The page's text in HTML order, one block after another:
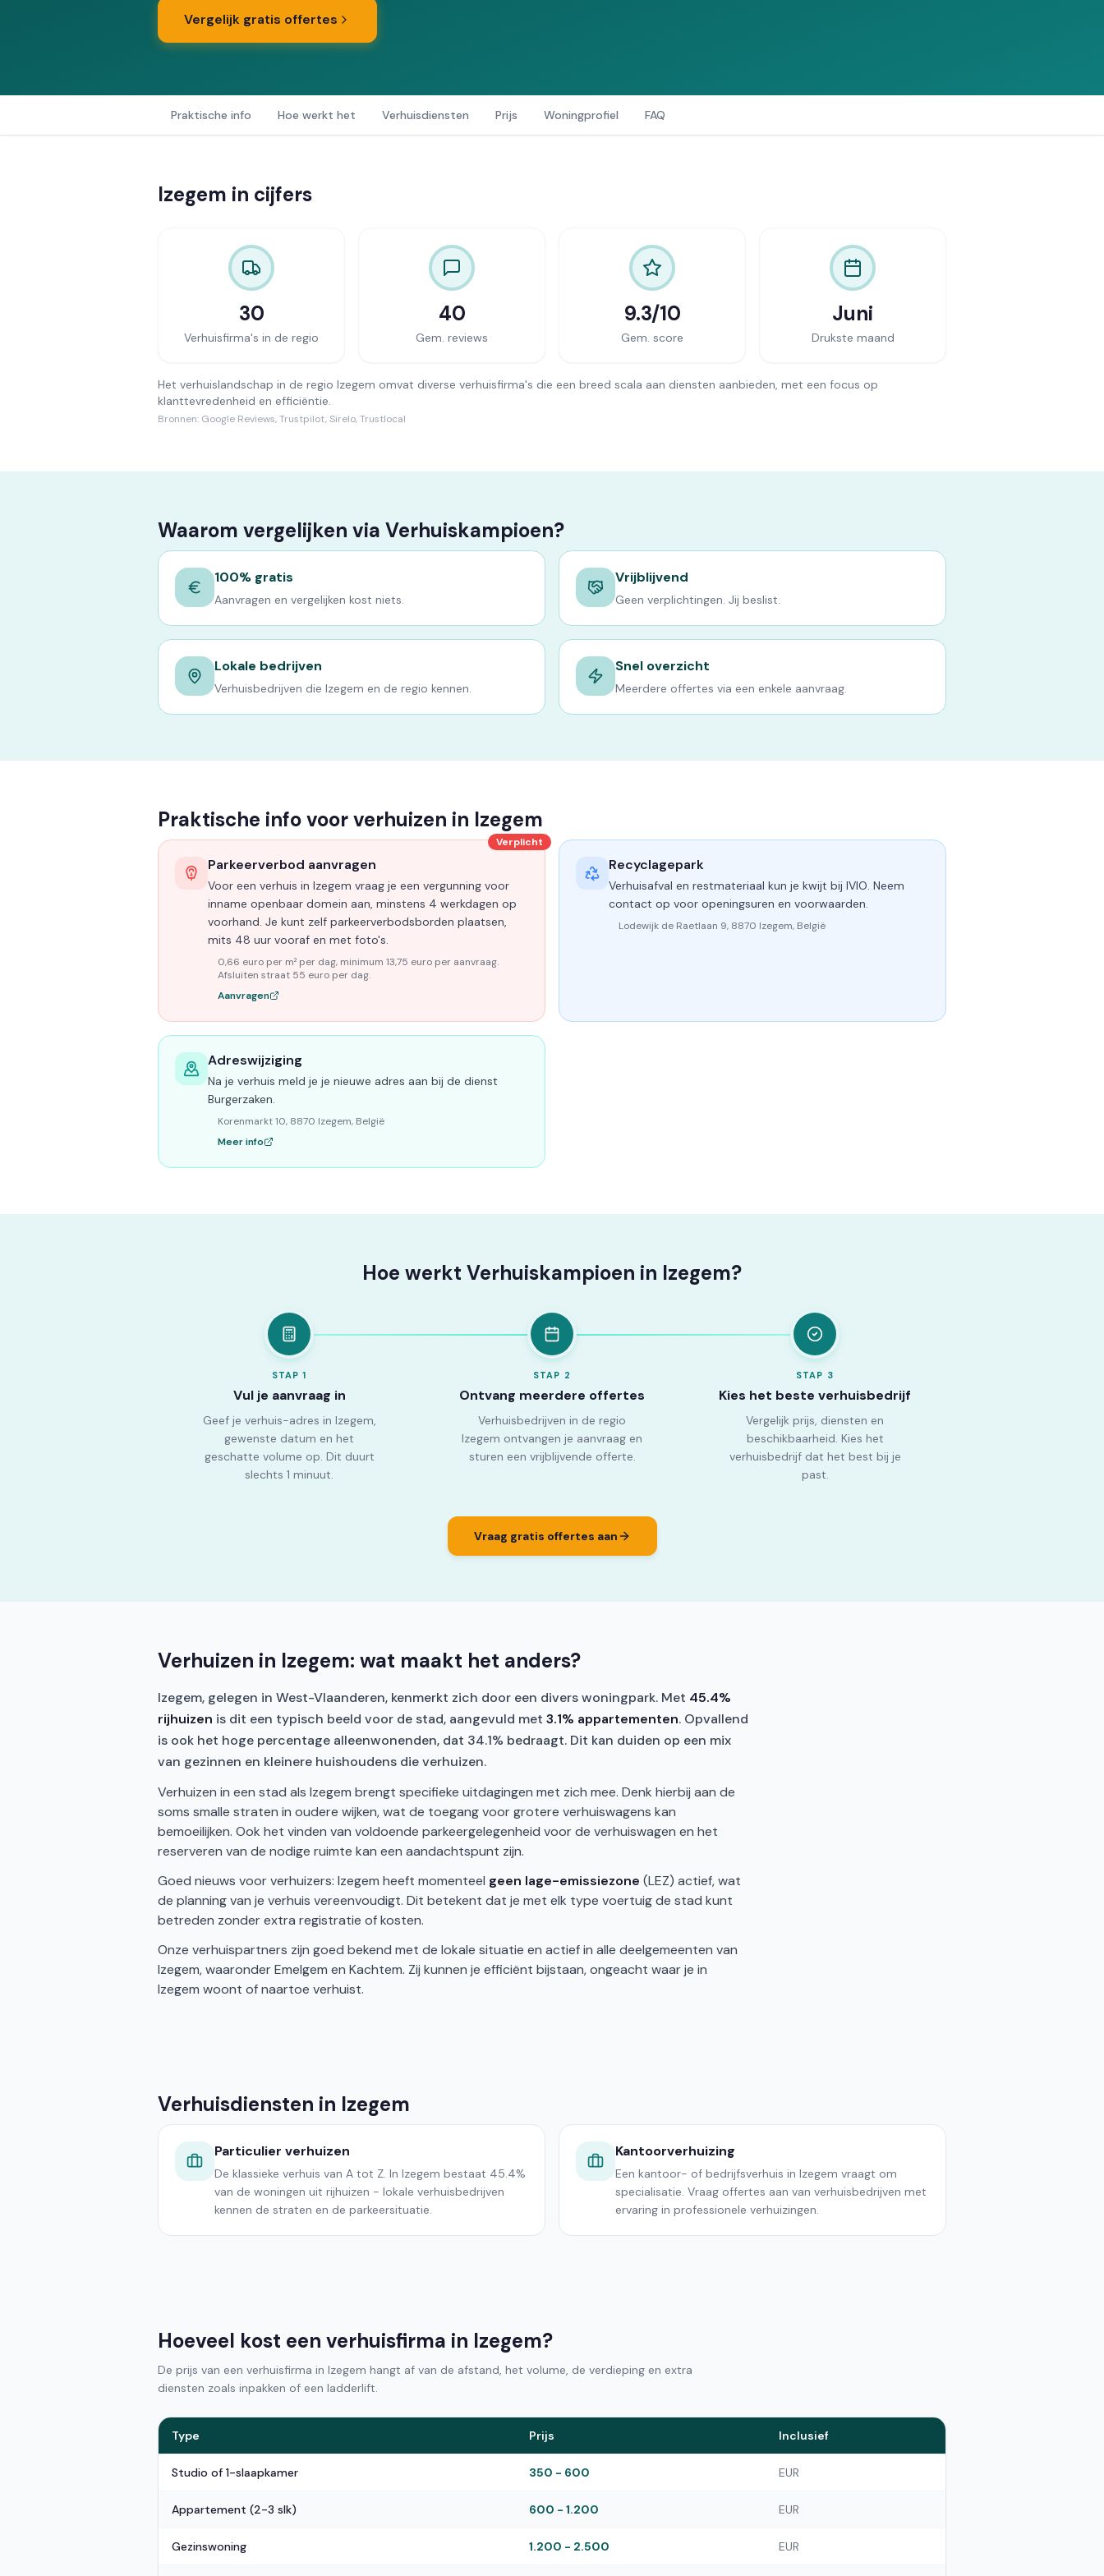
Vergelijk gratis offertes
Praktische info Hoe werkt het Verhuisdiensten Prijs Woningprofiel FAQ
Izegem in cijfers
30
Verhuisfirma's in de regio
40
Gem. reviews
9.3/10
Gem. score
Juni
Drukste maand
Het verhuislandschap in de regio Izegem omvat diverse verhuisfirma's die een breed scala aan diensten aanbieden, met een focus op
klanttevredenheid en efficiëntie.
Bronnen: Google Reviews, Trustpilot, Sirelo, Trustlocal
Waarom vergelijken via Verhuiskampioen?
100% gratis
Aanvragen en vergelijken kost niets.
Vrijblijvend
Geen verplichtingen. Jij beslist.
Lokale bedrijven
Verhuisbedrijven die Izegem en de regio kennen.
Snel overzicht
Meerdere offertes via een enkele aanvraag.
Praktische info voor verhuizen in Izegem
Verplicht
Parkeerverbod aanvragen
Voor een verhuis in Izegem vraag je een vergunning voor
inname openbaar domein aan, minstens 4 werkdagen op
voorhand. Je kunt zelf parkeerverbodsborden plaatsen,
mits 48 uur vooraf en met foto's.
0,66 euro per m² per dag, minimum 13,75 euro per aanvraag.
Afsluiten straat 55 euro per dag.
Aanvragen
Recyclagepark
Verhuisafval en restmateriaal kun je kwijt bij IVIO. Neem
contact op voor openingsuren en voorwaarden.
Lodewijk de Raetlaan 9, 8870 Izegem, België
Adreswijziging
Na je verhuis meld je je nieuwe adres aan bij de dienst
Burgerzaken.
Korenmarkt 10, 8870 Izegem, België
Meer info
Hoe werkt Verhuiskampioen in Izegem?
STAP1
Vul je aanvraag in
Geef je verhuis-adres in Izegem,
gewenste datum en het
geschatte volume op. Dit duurt
slechts 1 minuut.
STAP 2
Ontvang meerdere offertes
Verhuisbedrijven in de regio
Izegem ontvangen je aanvraag en
sturen een vrijblijvende offerte.
STAP 3
Kies het beste verhuisbedrijf
Vergelijk prijs, diensten en
beschikbaarheid. Kies het
verhuisbedrijf dat het best bij je
past.
Vraag gratis offertes aan
Verhuizen in Izegem: wat maakt het anders?
Izegem, gelegen in West-Vlaanderen, kenmerkt zich door een divers woningpark. Met 45.4%
rijhuizen is dit een typisch beeld voor de stad, aangevuld met 3.1% appartementen. Opvallend
is ook het hoge percentage alleenwonenden, dat 34.1% bedraagt. Dit kan duiden op een mix
van gezinnen en kleinere huishoudens die verhuizen.
Verhuizen in een stad als Izegem brengt specifieke uitdagingen met zich mee. Denk hierbij aan de
soms smalle straten in oudere wijken, wat de toegang voor grotere verhuiswagens kan
bemoeilijken. Ook het vinden van voldoende parkeergelegenheid voor de verhuiswagen en het
reserveren van de nodige ruimte kan een aandachtspunt zijn.
Goed nieuws voor verhuizers: Izegem heeft momenteel geen lage-emissiezone (LEZ) actief, wat
de planning van je verhuis vereenvoudigt. Dit betekent dat je met elk type voertuig de stad kunt
betreden zonder extra registratie of kosten.
Onze verhuispartners zijn goed bekend met de lokale situatie en actief in alle deelgemeenten van
Izegem, waaronder Emelgem en Kachtem. Zij kunnen je efficiënt bijstaan, ongeacht waar je in
Izegem woont of naartoe verhuist.
Verhuisdiensten in Izegem
Particulier verhuizen
De klassieke verhuis van A tot Z. In Izegem bestaat 45.4%
van de woningen uit rijhuizen - lokale verhuisbedrijven
kennen de straten en de parkeersituatie.
Kantoorverhuizing
Een kantoor- of bedrijfsverhuis in Izegem vraagt om
specialisatie. Vraag offertes aan van verhuisbedrijven met
ervaring in professionele verhuizingen.
Hoeveel kost een verhuisfirma in Izegem?
De prijs van een verhuisfirma in Izegem hangt af van de afstand, het volume, de verdieping en extra
diensten zoals inpakken of een ladderlift.
Type Prijs Inclusief
Studio of 1-slaapkamer 350 - 600 EUR
Appartement (2-3 slk) 600 - 1.200 EUR
Gezinswoning 1.200 - 2.500 EUR